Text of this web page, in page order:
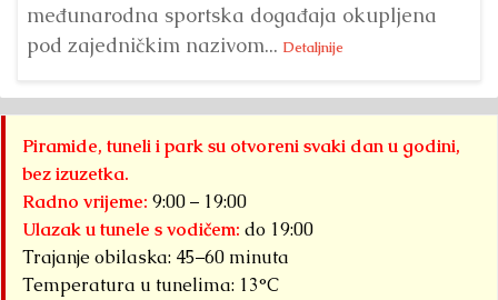
međunarodna sportska događaja okupljena
pod zajedničkim nazivom... Detaljnije
Piramide, tuneli i park su otvoreni svaki dan u godini,
bez izuzetka.
Radno vrijeme: 9:00 – 19:00
Ulazak u tunele s vodičem: do 19:00
Trajanje obilaska: 45–60 minuta
Temperatura u tunelima: 13°C